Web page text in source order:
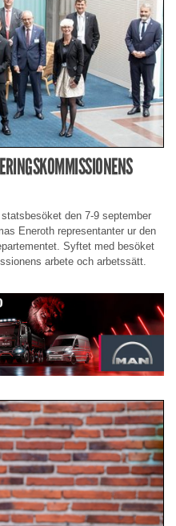
den 7-9 september
Eneroth representanter ur den
Syftet med besöket
arbete och arbetssätt.